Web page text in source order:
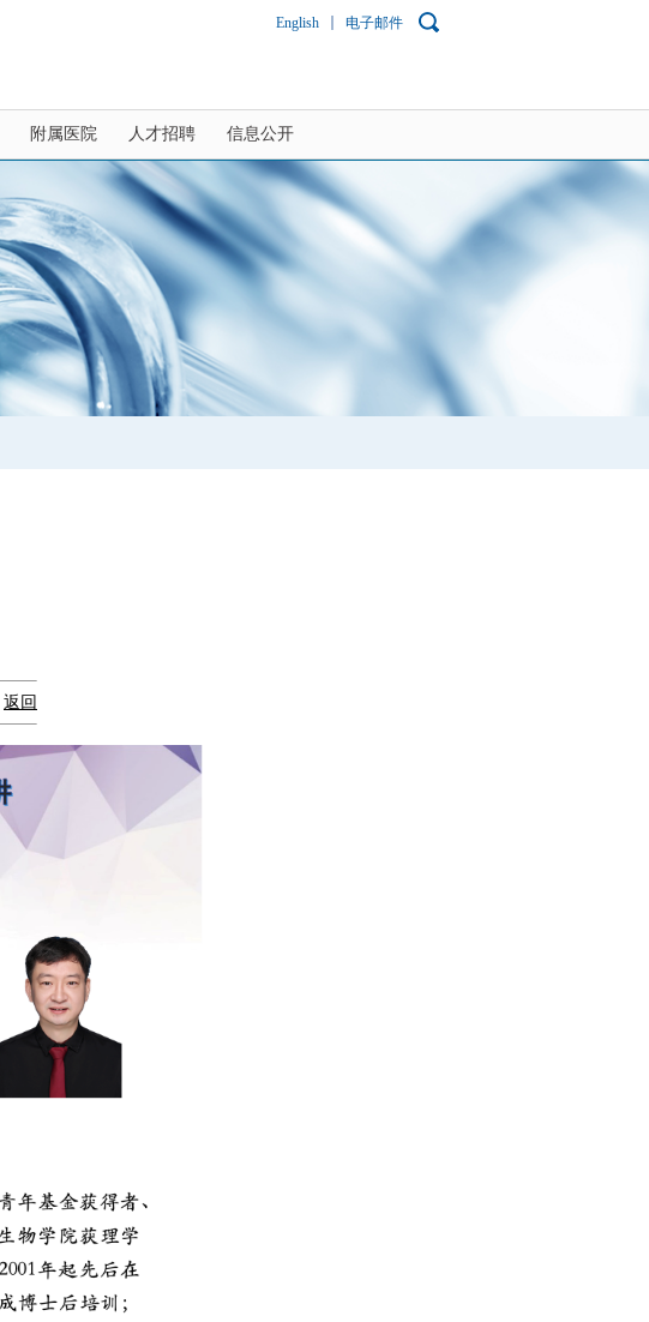
English 电子邮件
附属医院 人才招聘 信息公开
返回